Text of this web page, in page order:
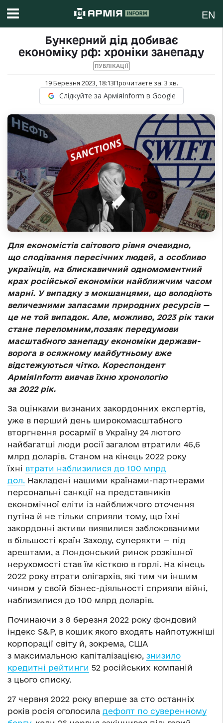
EN
Бункерний дід добиває
економіку рф: хроніки занепаду
ПУБЛІКАЦІЇ
19 Березня 2023, 18:13Прочитаєте за: 3 хв.
Слідкуйте за АрміяInform в Google
Для економістів світового рівня очевидно,
що сподівання пересічних людей, а особливо
українців, на блискавичний одномоментний
крах російської економіки найближчим часом
марні. У випадку з мокшанцями, що володіють
величезними запасами природних ресурсів —
це не той випадок. Але, можливо, 2023 рік таки
стане переломним,позаяк передумови
масштабного занепаду економіки держави-
ворога в осяжному майбутньому вже
відстежуються чітко. Кореспондент
АрміяInform вивчав їхню хронологію
за 2022 рік.
За оцінками визнаних закордонних експертів,
уже в перший день широкомасштабного
вторгнення росармії в Україну 24 лютого
найбагатші люди росії загалом втратили 46,6
млрд доларів. Станом на кінець 2022 року
їхні втрати наблизилися до 100 млрд
дол. Накладені нашими країнами-партнерами
персональні санкції на представників
економічної еліти із найближчого оточення
путіна й не тільки сприяли тому, що їхні
закордонні активи виявилися заблокованими
в більшості країн Заходу, суперяхти — під
арештами, а Лондонський ринок розкішної
нерухомості став їм кісткою в горлі. На кінець
2022 року втрати олігархів, які тим чи іншим
чином у своїй бізнес-діяльності сприяли війні,
наблизилися до 100 млрд доларів.
Починаючи з 8 березня 2022 року фондовий
індекс S&P, в кошик якого входять найпотужніші
корпорації світу й, зокрема, США
з максимальною капіталізацією, знизило
кредитні рейтинги 52 російських компаній
з цього списку.
27 червня 2022 року вперше за сто останніх
років росія оголосила дефолт по суверенному